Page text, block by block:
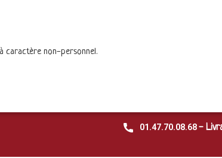
01.47.70.08.68-
caractère non-personnel.